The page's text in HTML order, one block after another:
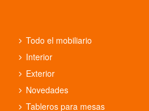
Todo el mobiliario
Interior
Exterior
Novedades
Tableros para mesas